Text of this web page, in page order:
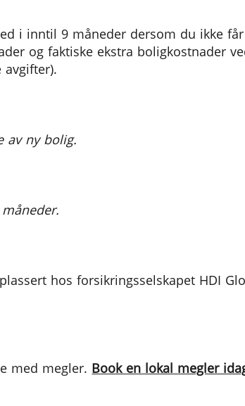
i inntil 9 måneder dersom du ikke
og faktiske ekstra boligkostnader
av ny bolig.
hos forsikringsselskapet HDI
med megler. Book en lokal megler